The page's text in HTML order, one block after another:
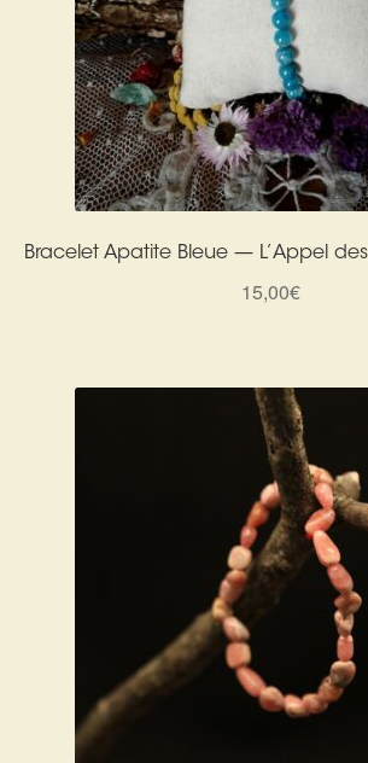
Bracelet Apatite Bleue — L’Appel
15,00€